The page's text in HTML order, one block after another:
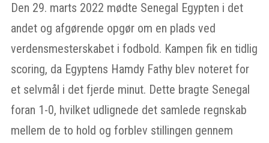
Den 29. marts 2022 mødte Senegal Egypten i det
andet og afgørende opgør om en plads ved
verdensmesterskabet i fodbold. Kampen fik en tidlig
scoring, da Egyptens Hamdy Fathy blev noteret for
et selvmål i det fjerde minut. Dette bragte Senegal
foran 1-0, hvilket udlignede det samlede regnskab
mellem de to hold og forblev stillingen gennem